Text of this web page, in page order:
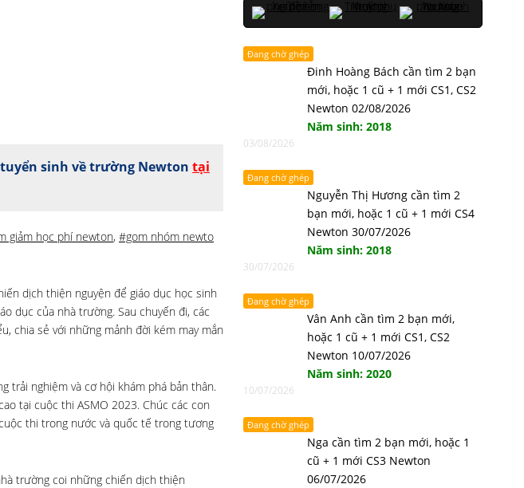
sinh về trường Newton tại
giảm học phí newton, #gom nhóm newto
dịch thiện nguyện để giáo dục học sinh
dục của nhà trường. Sau chuyến đi, các
chia sẻ với những mảnh đời kém may mắn
trải nghiệm và cơ hội khám phá bản thân.
tại cuộc thi ASMO 2023. Chúc các con
thi trong nước và quốc tế trong tương
trường coi những chiến dịch thiện
Đang chờ ghép
Đinh Hoàng Bách cần tìm 2 bạn
mới, hoặc 1 cũ + 1 mới CS1, CS2
Newton 02/08/2026
Năm sinh: 2018
03/08/2026
Đang chờ ghép
Nguyễn Thị Hương cần tìm 2
bạn mới, hoặc 1 cũ + 1 mới CS4
Newton 30/07/2026
Năm sinh: 2018
30/07/2026
Đang chờ ghép
Vân Anh cần tìm 2 bạn mới,
hoặc 1 cũ + 1 mới CS1, CS2
Newton 10/07/2026
Năm sinh: 2020
10/07/2026
Đang chờ ghép
Nga cần tìm 2 bạn mới, hoặc 1
cũ + 1 mới CS3 Newton
06/07/2026